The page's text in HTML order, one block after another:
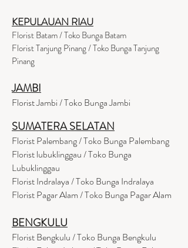
KEPULAUAN RIAU
Florist Batam / Toko Bunga Batam
Florist Tanjung Pinang / Toko Bunga Tanjung
Pinang
JAMBI
Florist Jambi / Toko Bunga Jambi
SUMATERA SELATAN
Florist Palembang / Toko Bunga Palembang
Florist lubuklinggau / Toko Bunga
Lubuklinggau
Florist Indralaya / Toko Bunga Indralaya
Florist Pagar Alam / Toko Bunga Pagar Alam
BENGKULU
Florist Bengkulu / Toko Bunga Bengkulu